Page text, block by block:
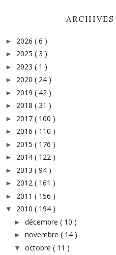
► 2026 ( 6 )
► 2025 ( 3 )
► 2023 ( 1 )
► 2020 ( 24 )
► 2019 ( 42 )
► 2018 ( 31 )
► 2017 ( 100 )
► 2016 ( 110 )
► 2015 ( 176 )
► 2014 ( 122 )
► 2013 ( 94 )
► 2012 ( 161 )
► 2011 ( 156 )
▼ 2010 ( 194 )
► décembre ( 10 )
► novembre ( 14 )
▼ octobre ( 11 )